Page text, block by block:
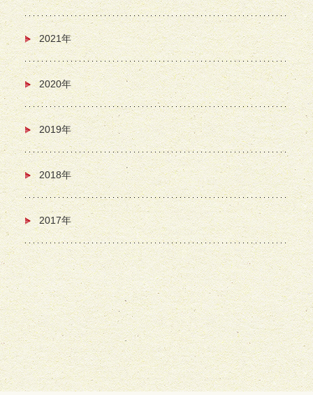
2021年
2020年
2019年
2018年
2017年